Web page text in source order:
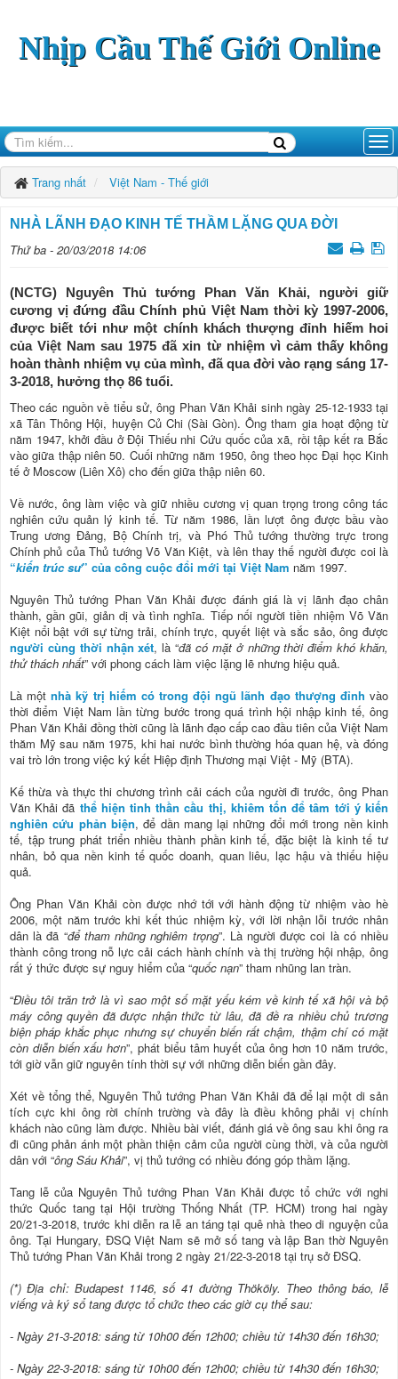
Nhịp Cầu Thế Giới Online
Trang nhất Việt Nam - Thế giới
NHÀ LÃNH ĐẠO KINH TẾ THẦM LẶNG QUA ĐỜI
Thứ ba - 20/03/2018 14:06
(NCTG) Nguyên Thủ tướng Phan Văn Khải, người giữ
cương vị đứng đầu Chính phủ Việt Nam thời kỳ 1997-2006,
được biết tới như một chính khách thượng đỉnh hiếm hoi
của Việt Nam sau 1975 đã xin từ nhiệm vì cảm thấy không
hoàn thành nhiệm vụ của mình, đã qua đời vào rạng sáng 17-
3-2018, hưởng thọ 86 tuổi.
Theo các nguồn về tiểu sử, ông Phan Văn Khải sinh ngày 25-12-1933 tại
xã Tân Thông Hội, huyện Củ Chi (Sài Gòn). Ông tham gia hoạt động từ
năm 1947, khởi đầu ở Đội Thiếu nhi Cứu quốc của xã, rồi tập kết ra Bắc
vào giữa thập niên 50. Cuối những năm 1950, ông theo học Đại học Kinh
tế ở Moscow (Liên Xô) cho đến giữa thập niên 60.
Về nước, ông làm việc và giữ nhiều cương vị quan trọng trong công tác
nghiên cứu quản lý kinh tế. Từ năm 1986, lần lượt ông được bầu vào
Trung ương Đảng, Bộ Chính trị, và Phó Thủ tướng thường trực trong
Chính phủ của Thủ tướng Võ Văn Kiệt, và lên thay thế người được coi là
“kiến trúc sư” của công cuộc đổi mới tại Việt Nam năm 1997.
Nguyên Thủ tướng Phan Văn Khải được đánh giá là vị lãnh đạo chân
thành, gần gũi, giản dị và tình nghĩa. Tiếp nối người tiền nhiệm Võ Văn
Kiệt nổi bật với sự từng trải, chính trực, quyết liệt và sắc sảo, ông được
người cùng thời nhận xét, là “đã có mặt ở những thời điểm khó khăn,
thử thách nhất” với phong cách làm việc lặng lẽ nhưng hiệu quả.
Là mộtnhà kỹ trị hiếm có trong đội ngũ lãnh đạo thượng đỉnh vào
thời điểm Việt Nam lần từng bước trong quá trình hội nhập kinh tế, ông
Phan Văn Khải đồng thời cũng là lãnh đạo cấp cao đầu tiên của Việt Nam
thăm Mỹ sau năm 1975, khi hai nước bình thường hóa quan hệ, và đóng
vai trò lớn trong việc ký kết Hiệp định Thương mại Việt - Mỹ (BTA).
Kế thừa và thực thi chương trình cải cách của người đi trước, ông Phan
Văn Khải đã thể hiện tinh thần cầu thị, khiêm tốn để tâm tới ý kiến
nghiên cứu phản biện, để dần mang lại những đổi mới trong nền kinh
tế, tập trung phát triển nhiều thành phần kinh tế, đặc biệt là kinh tế tư
nhân, bỏ qua nền kinh tế quốc doanh, quan liêu, lạc hậu và thiếu hiệu
quả.
Ông Phan Văn Khải còn được nhớ tới với hành động từ nhiệm vào hè
2006, một năm trước khi kết thúc nhiệm kỳ, với lời nhận lỗi trước nhân
dân là đã “để tham nhũng nghiêm trọng”. Là người được coi là có nhiều
thành công trong nỗ lực cải cách hành chính và thị trường hội nhập, ông
rất ý thức được sự nguy hiểm của “quốc nạn” tham nhũng lan tràn.
“Điều tôi trăn trở là vì sao một số mặt yếu kém về kinh tế xã hội và bộ
máy công quyền đã được nhận thức từ lâu, đã đề ra nhiều chủ trương
biện pháp khắc phục nhưng sự chuyển biến rất chậm, thậm chí có mặt
còn diễn biến xấu hơn”, phát biểu tâm huyết của ông hơn 10 năm trước,
tới giờ vẫn giữ nguyên tính thời sự với những diễn biến gần đây.
Xét về tổng thể, Nguyên Thủ tướng Phan Văn Khải đã để lại một di sản
tích cực khi ông rời chính trường và đây là điều không phải vị chính
khách nào cũng làm được. Nhiều bài viết, đánh giá về ông sau khi ông ra
đi cũng phản ánh một phần thiện cảm của người cùng thời, và của người
dân với “ông Sáu Khải”, vị thủ tướng có nhiều đóng góp thầm lặng.
Tang lễ của Nguyên Thủ tướng Phan Văn Khải được tổ chức với nghi
thức Quốc tang tại Hội trường Thống Nhất (TP. HCM) trong hai ngày
20/21-3-2018, trước khi diễn ra lễ an táng tại quê nhà theo di nguyện của
ông. Tại Hungary, ĐSQ Việt Nam sẽ mở số tang và lập Ban thờ Nguyên
Thủ tướng Phan Văn Khải trong 2 ngày 21/22-3-2018 tại trụ sở ĐSQ.
(*) Địa chỉ: Budapest 1146, số 41 đường Thököly. Theo thông báo, lễ
viếng và ký sổ tang được tổ chức theo các giờ cụ thể sau:
- Ngày 21-3-2018: sáng từ 10h00 đến 12h00; chiều từ 14h30 đến 16h30;
- Ngày 22-3-2018: sáng từ 10h00 đến 12h00; chiều từ 14h30 đến 16h30;